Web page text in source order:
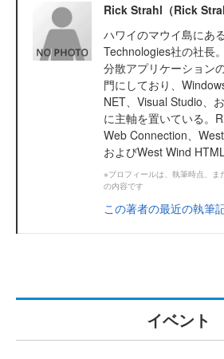
Rick Strahl（Rick
ハワイのマウイ島にあ
Technologies社の社長
分散アプリケーション
門にしており、
NET、Visual Studio、
に主軸を置いている。
Web Connection、
およびWest Wind
※プロフィールは、執筆時点、ま
の内容です
この著者の最近の執筆
イベント